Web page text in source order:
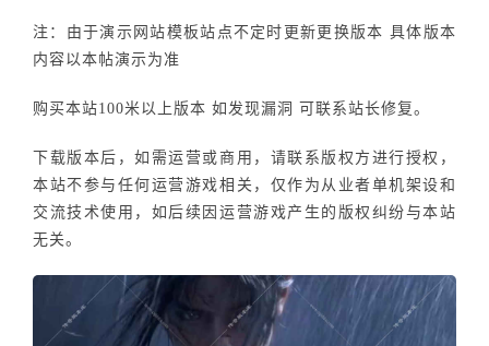
注：由于演示网站模板站点不定时更新更换版本 具体版本
内容以本帖演示为准
购买本站100米以上版本 如发现漏洞 可联系站长修复。
下载版本后，如需运营或商用，请联系版权方进行授权，
本站不参与任何运营游戏相关，仅作为从业者单机架设和
交流技术使用，如后续因运营游戏产生的版权纠纷与本站
无关。